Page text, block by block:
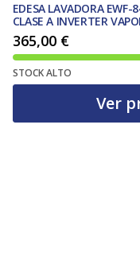
EDESA LAVADORA
CLASE A INVERTER
365,00 €
STOCK ALTO
Ver